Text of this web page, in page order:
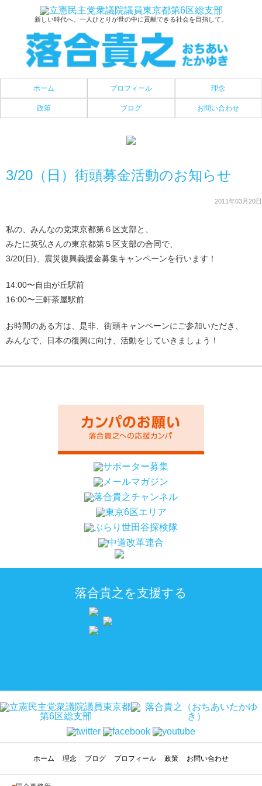
新しい時代へ。一人ひとりが世の中に貢献できる社会を目指して。
ホーム プロフィール 理念
政策 ブログ お問い合わせ
3/20（日）街頭募金活動のお知らせ
2011年03月20日
私の、みんなの党東京都第６区支部と、
みたに英弘さんの東京都第５区支部の合同で、
3/20(日)、震災復興義援金募集キャンペーンを行います！
14:00〜自由が丘駅前
16:00〜三軒茶屋駅前
お時間のある方は、是非、街頭キャンペーンにご参加いただき、
みんなで、日本の復興に向け、活動をしていきましょう！
落合貴之を支援する
ホーム 理念 ブログ プロフィール 政策 お問い合わせ